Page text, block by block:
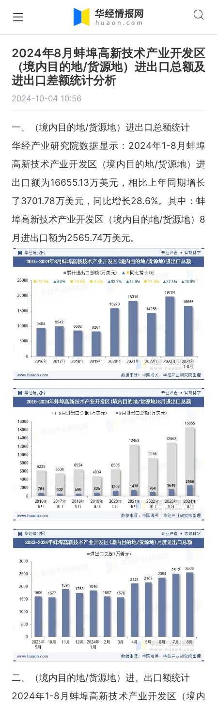
2024年8月蚌埠高新技术产业开发区
（境内目的地/货源地）进出口总额及
进出口差额统计分析
2024-10-04 10:56
一、（境内目的地/货源地）进出口总额统计
华经产业研究院数据显示：2024年1-8月蚌埠
高新技术产业开发区（境内目的地/货源地）进
出口额为16655.13万美元，相比上年同期增长
了3701.78万美元，同比增长28.6%。其中：蚌
埠高新技术产业开发区（境内目的地/货源地）8
月进出口额为2565.74万美元。
二、（境内目的地/货源地）进、出口额统计
2024年1-8月蚌埠高新技术产业开发区（境内